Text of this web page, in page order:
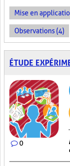
Mise en
Observations (4)
ÉTUDE
0